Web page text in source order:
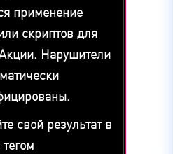
применение
скриптов для
Нарушители
свой результат в